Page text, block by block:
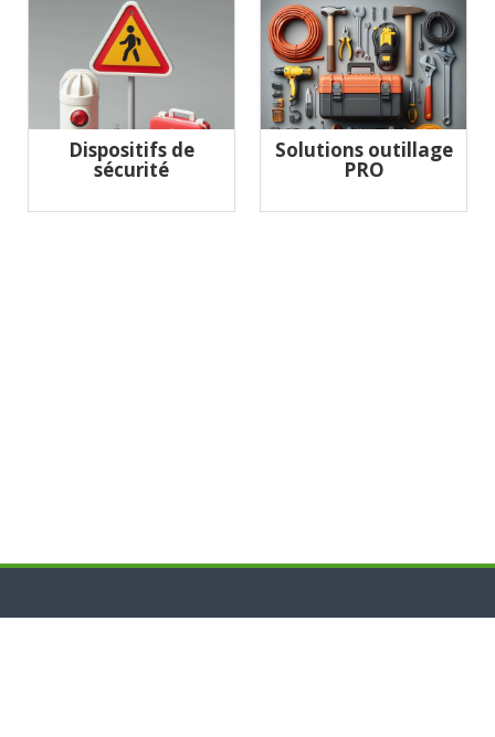
Dispositifs de
sécurité
Solutions outillage
PRO